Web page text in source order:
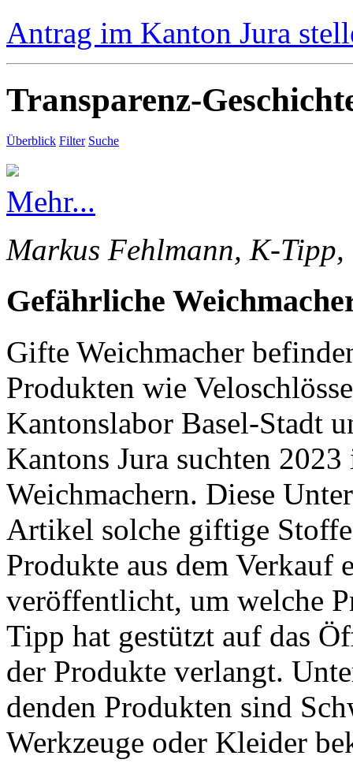
Antrag im Kanton Jura
Transparenz-
Überblick Filter Suche
Mehr...
Markus Fehlmann, K-Tipp,
Gefährliche
Gifte Weichmacher
Produkten wie
Kantonslabor Basel-Stadt
Kantons Jura suchten
Weichmachern. Diese
Artikel solche giftige
Produkte aus dem
veröffentlicht, um welche
Tipp hat gestützt auf das
der Produkte verlangt.
denden Produkten sind
Werkzeuge oder Kleider